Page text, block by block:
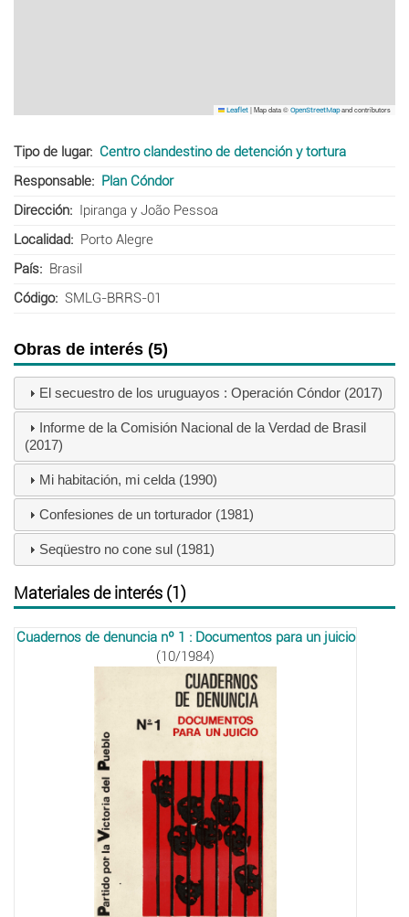
Leaflet |Map data © OpenStreetMapand contributors
Tipo de lugar
Centro clandestino de detención y tortura
Responsable
Plan Cóndor
Dirección
Ipiranga y João Pessoa
Localidad
Porto Alegre
País
Brasil
Código
SMLG-BRRS-01
Obras de interés (5)
El secuestro de los uruguayos : Operación Cóndor (2017)
Informe de la Comisión Nacional de la Verdad de Brasil
(2017)
Mi habitación, mi celda (1990)
Confesiones de un torturador (1981)
Seqüestro no cone sul (1981)
Materiales de interés (1)
Cuadernos de denuncia nº 1 : Documentos para un juicio
(10/1984)